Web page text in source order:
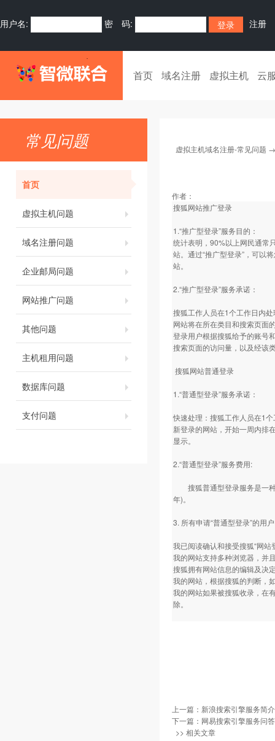
用户名: 密 码: 注册
首页 域名注册 虚拟主机 云
常见问题
首页
虚拟主机问题
域名注册问题
企业邮局问题
网站推广问题
其他问题
主机租用问题
数据库问题
支付问题
虚拟主机域名注册-常见问题
作者：
搜狐网站推广登录
1.“推广型登录”服务目的：
统计表明，90%以上网民通常
站。通过“推广型登录”，可以
站。
2.“推广型登录”服务承诺：
搜狐工作人员在1个工作日内
网站将在所在类目和搜索页面
登录用户根据搜狐给予的账号
搜索页面的访问量，以及经该
搜狐网站普通登录
1.“普通型登录”服务承诺：
快速处理：搜狐工作人员在1
新登录的网站，开始一周内排
显示。
2.“普通型登录”服务费用:
搜狐普通型登录服务是一种
年)。
3. 所有申请“普通型登录”的用
我已阅读确认和接受搜狐“网站
我的网站支持多种浏览器，并
搜狐拥有网站信息的编辑及决
我的网站，根据搜狐的判断，
我的网站如果被搜狐收录，在
除。
上一篇： 新浪搜索引擎服务简介
下一篇： 网易搜索引擎服务问答
>> 相关文章